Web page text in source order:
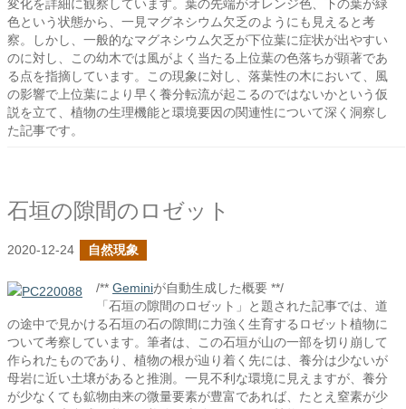
変化を詳細に観察しています。葉の先端がオレンジ色、下の葉が緑
色という状態から、一見マグネシウム欠乏のようにも見えると考
察。しかし、一般的なマグネシウム欠乏が下位葉に症状が出やすい
のに対し、この幼木では風がよく当たる上位葉の色落ちが顕著であ
る点を指摘しています。この現象に対し、落葉性の木において、風
の影響で上位葉により早く養分転流が起こるのではないかという仮
説を立て、植物の生理機能と環境要因の関連性について深く洞察し
た記事です。
石垣の隙間のロゼット
2020-12-24 自然現象
/** Geminiが自動生成した概要 **/
「石垣の隙間のロゼット」と題された記事では、道
の途中で見かける石垣の石の隙間に力強く生育するロゼット植物に
ついて考察しています。筆者は、この石垣が山の一部を切り崩して
作られたものであり、植物の根が辿り着く先には、養分は少ないが
母岩に近い土壌があると推測。一見不利な環境に見えますが、養分
が少なくても鉱物由来の微量要素が豊富であれば、たとえ窒素が少